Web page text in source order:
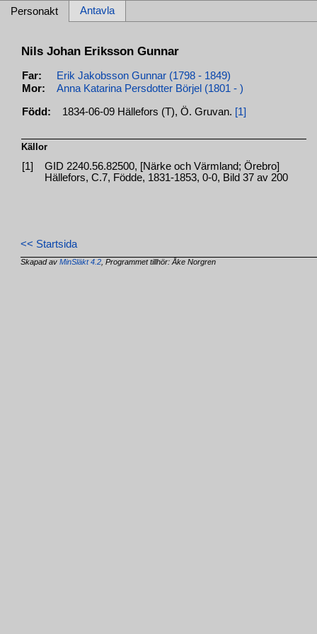
Personakt Antavla
Nils Johan Eriksson Gunnar
Far:
Erik Jakobsson Gunnar (1798 - 1849)
Mor:
Anna Katarina Persdotter Börjel (1801 - )
Född: 1834-06-09 Hällefors (T), Ö. Gruvan. [1]
Källor
[1]
GID 2240.56.82500, [Närke och Värmland; Örebro]
Hällefors, C.7, Födde, 1831-1853, 0-0, Bild 37 av 200
<< Startsida
Skapad avMinSläkt 4.2 , Programmet tillhör: Åke Norgren